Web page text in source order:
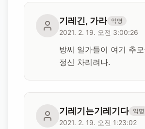
기레긴, 가라 익명
2021. 2. 19. 오전 3:00:26
방씨 일가들이 여기 추
정신 차리려나.
기레기는기레기다 익명
2021. 2. 19. 오전 1:23:02